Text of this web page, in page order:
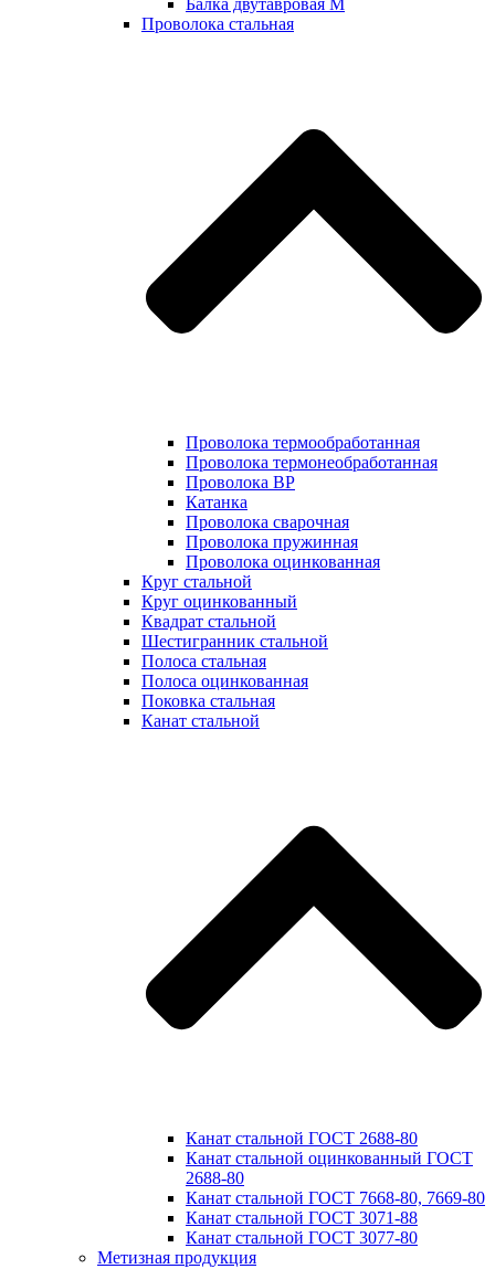
Балка двутавровая М
Проволока стальная
Проволока термообработанная
Проволока термонеобработанная
Проволока ВР
Катанка
Проволока сварочная
Проволока пружинная
Проволока оцинкованная
Круг стальной
Круг оцинкованный
Квадрат стальной
Шестигранник стальной
Полоса стальная
Полоса оцинкованная
Поковка стальная
Канат стальной
Канат стальной ГОСТ 2688-80
Канат стальной оцинкованный ГОСТ
2688-80
Канат стальной ГОСТ 7668-80, 7669-80
Канат стальной ГОСТ 3071-88
Канат стальной ГОСТ 3077-80
Метизная продукция